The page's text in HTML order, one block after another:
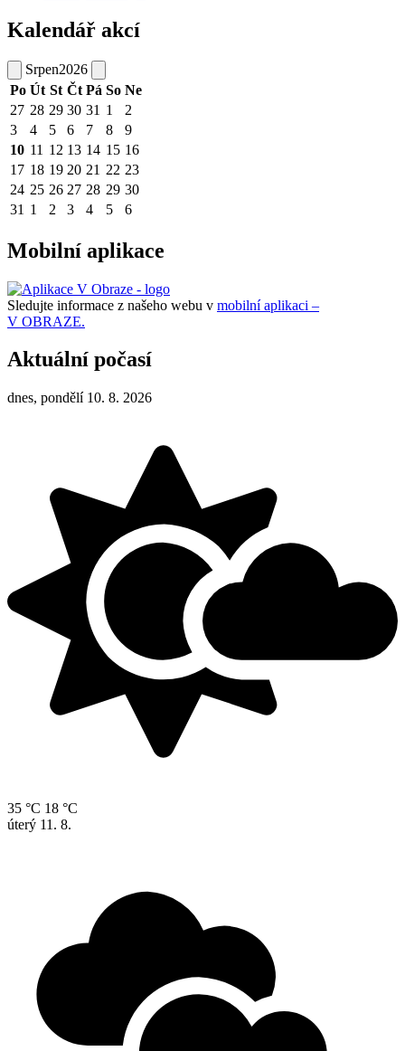
Kalendář akcí
Srpen2026
Po Út St Čt Pá So Ne
27 28 29 30 31 1
2
3
4 5 6 7 8
9
10 11 12 13 14 15 16
17 18 19 20 21 22 23
24 25 26 27 28 29 30
31 1 2 3 4 5 6
Mobilní aplikace
Sledujte informace z našeho webu v mobilní aplikaci –
V OBRAZE.
Aktuální počasí
dnes, pondělí 10. 8. 2026
35 °C 18 °C
úterý 11. 8.